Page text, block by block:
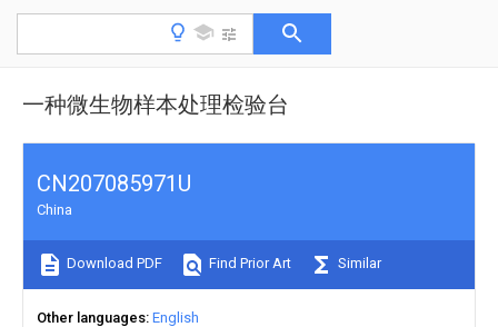
一种微生物样本处理检验台
CN207085971U
China
Download PDF Find Prior Art Similar
Other languages English